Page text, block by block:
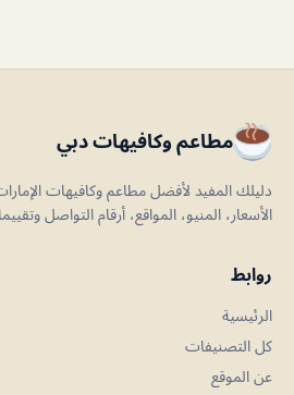
مطاعم وكافيهات دبي
دليلك المفيد لأفضل مطاعم وكافيهات
الأسعار، المنيو، المواقع، أرقام التواصل
روابط
الرئيسية
كل التصنيفات
عن الموقع